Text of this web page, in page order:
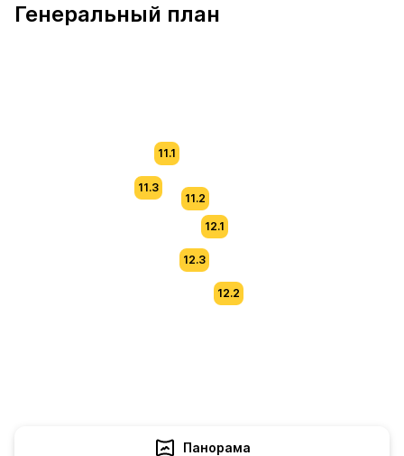
Генеральный план
11.3
11.1
11.2
12.1
12.2
12.3
Панорама